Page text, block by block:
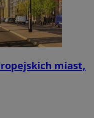
miast,